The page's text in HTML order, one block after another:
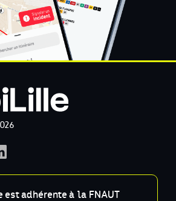
est adhérente à la FNAUT